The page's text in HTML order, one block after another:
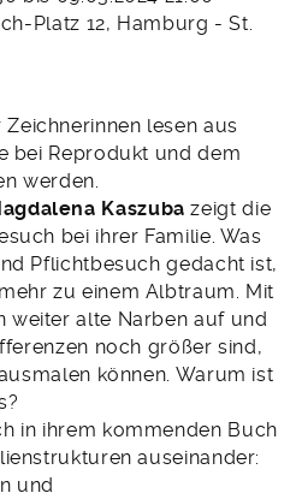
Platz 12, Hamburg - St.
lesen aus
bei Reprodukt und dem
werden.
Kaszubazeigt die
bei ihrer Familie. Was
Pflichtbesuch gedacht ist,
zu einem Albtraum. Mit
weiter alte Narben auf und
noch größer sind,
können. Warum ist
in ihrem kommenden Buch
auseinander:
und